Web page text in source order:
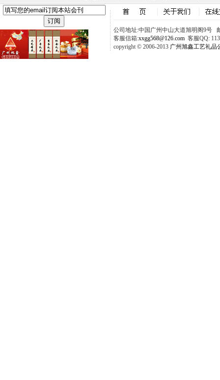
公司地址:中国广州中山大道旭明阁9号
客服信箱:xxgg568@126.com 客服QQ:
copyright © 2006-2013 广州旭鑫工艺礼品